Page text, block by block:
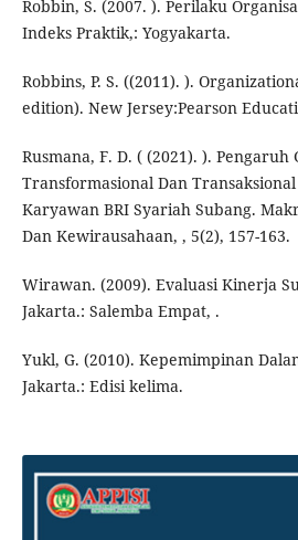
Robbin, S. (2007. ). Perilaku
Indeks Praktik,: Yogyakarta.
Robbins, P. S. ((2011). ).
edition). New Jersey:Pearson
Rusmana, F. D. ( (2021). ).
Transformasional Dan
Karyawan BRI Syariah Subang.
Dan Kewirausahaan, , 5(2), 157-163.
Wirawan. (2009). Evaluasi Kinerja
Jakarta.: Salemba Empat, .
Yukl, G. (2010). Kepemimpinan
Jakarta.: Edisi kelima.